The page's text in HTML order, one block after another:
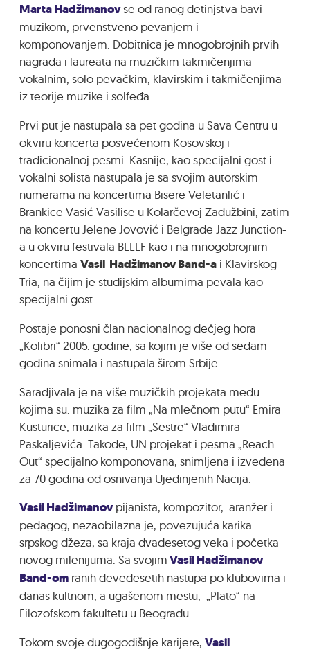
Marta Hadžimanovse od ranog detinjstva bavi
muzikom, prvenstveno pevanjem i
komponovanjem. Dobitnica je mnogobrojnih prvih
nagrada i laureata na muzičkim takmičenjima –
vokalnim, solo pevačkim, klavirskim i takmičenjima
iz teorije muzike i solfeđa.
Prvi put je nastupala sa pet godina u Sava Centru u
okviru koncerta posvećenom Kosovskoj i
tradicionalnoj pesmi. Kasnije, kao specijalni gost i
vokalni solista nastupala je sa svojim autorskim
numerama na koncertima Bisere Veletanlić i
Brankice Vasić Vasilise u Kolarčevoj Zadužbini, zatim
na koncertu Jelene Jovović i Belgrade Jazz Junction-
a u okviru festivala BELEF kao i na mnogobrojnim
koncertima Vasil Hadžimanov Band-a i Klavirskog
Tria, na čijim je studijskim albumima pevala kao
specijalni gost.
Postaje ponosni član nacionalnog dečjeg hora
„Kolibri“ 2005. godine, sa kojim je više od sedam
godina snimala i nastupala širom Srbije.
Saradjivala je na više muzičkih projekata među
kojima su: muzika za film „Na mlečnom putu“ Emira
Kusturice, muzika za film „Sestre“ Vladimira
Paskaljevića. Takođe, UN projekat i pesma „Reach
Out“ specijalno komponovana, snimljena i izvedena
za 70 godina od osnivanja Ujedinjenih Nacija.
Vasil Hadžimanovpijanista, kompozitor, aranžer i
pedagog, nezaobilazna je, povezujuća karika
srpskog džeza, sa kraja dvadesetog veka i početka
novog milenijuma. Sa svojimVasil Hadžimanov
Band-om ranih devedesetih nastupa po klubovima i
danas kultnom, a ugašenom mestu, „Plato“ na
Filozofskom fakultetu u Beogradu.
Tokom svoje dugogodišnje karijere, Vasil